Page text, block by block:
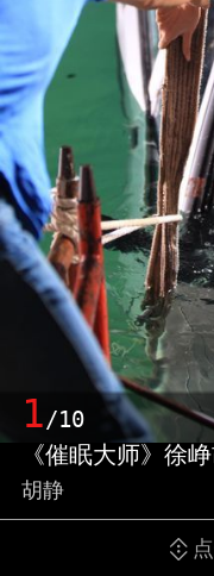
1/10
《催眠大师》徐
胡静